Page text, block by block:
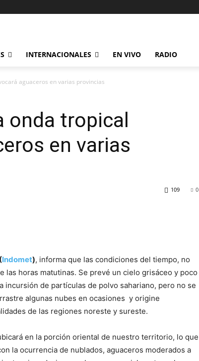
INTERNACIONALES EN VIVO RADIO
aguaceros en varias provincias
onda tropical
en varias
0
109
Indomet), informa que las condiciones del tiempo, no
las horas matutinas. Se prevé un cielo grisáceo y poco
incursión de partículas de polvo sahariano, pero no se
algunas nubes en ocasiones y origine
de las regiones noreste y sureste.
en la porción oriental de nuestro territorio, lo que
la ocurrencia de nublados, aguaceros moderados a